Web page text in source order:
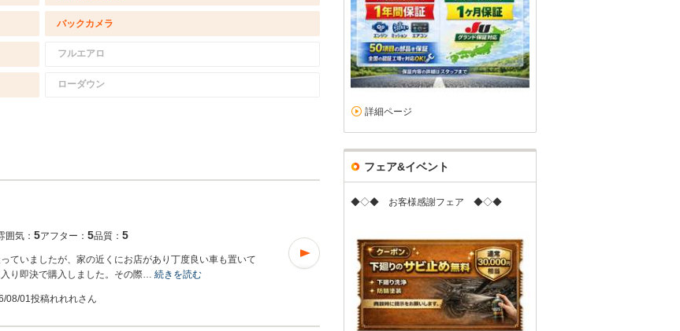
バックカメラ
フルエアロ
ローダウン
囲気： 5アフター： 5品質： 5
ていましたが、家の近くにお店があり丁度良い車も置いて
り即決で購入しました。その際… 続きを読む
08/01投稿れれれさん
良い販売店です。
5点接客：
急を要する購入でしたが色々相談に乗って頂き気持ち良く購入出来ま
る箇所があり相談させて頂いた所全て満足のいく対応をして頂き感謝
フォード クーガ（2026/04購入）2026/07/30投稿
詳細ページ
フェア&イベント
◆◇◆ お客様感謝フェア ◆◇◆